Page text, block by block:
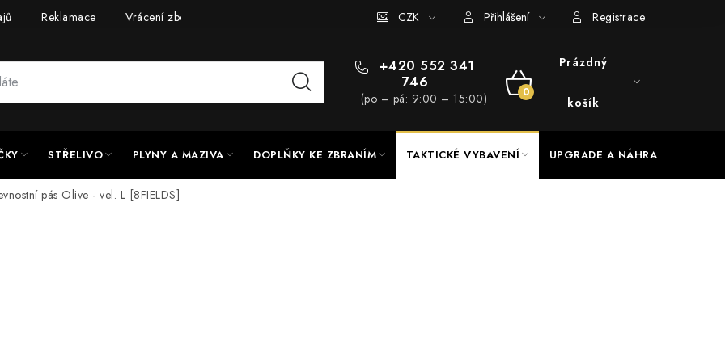
Reklamace Vrácení zboží UPGRADE a servis Hodnocení obchodu
CZK Přihlášení Registrace
+420 552 341
746
(po – pá: 9:00 – 15:00)
NÁKUPNÍ
Prázdný
košík
STŘELIVO PLYNY A MAZIVA DOPLŇKY KE ZBRANÍM TAKTICKÉ VYBAVENÍ UPGRADE A NÁHRADNÍ DÍLY
pás Olive - vel. L [8FIELDS]